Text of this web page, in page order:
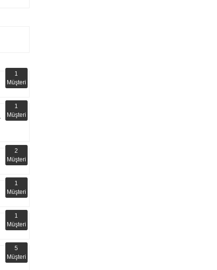
1
Müşteri
1
Müşteri
2
Müşteri
1
Müşteri
1
Müşteri
5
Müşteri